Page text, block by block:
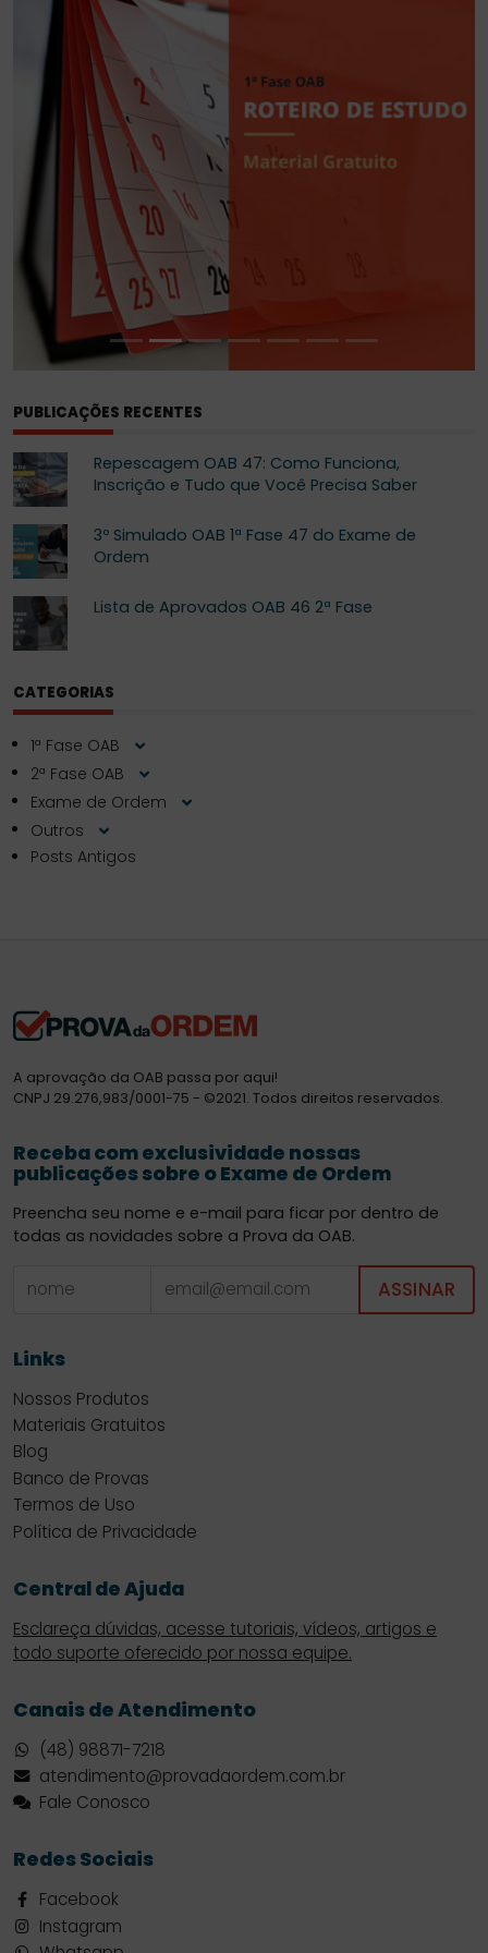
ORDEM
PUBLICAÇÕES RECENTES
Repescagem OAB 47: Como Funciona,
Inscrição e Tudo que Você Precisa Saber
3º Simulado OAB 1ª Fase 47 do Exame de
Ordem
Lista de Aprovados OAB 46 2ª Fase
CATEGORIAS
1ª Fase OAB
2ª Fase OAB
Exame de Ordem
Outros
Posts Antigos
A aprovação da OAB passa por aqui!
CNPJ 29.276,983/0001-75 - ©2021. Todos direitos reservados.
Receba com exclusividade nossas
publicações sobre o Exame de Ordem
Preencha seu nome e e-mail para ficar por dentro de
todas as novidades sobre a Prova da OAB.
ASSINAR
Links
Nossos Produtos
Materiais Gratuitos
Blog
Banco de Provas
Termos de Uso
Política de Privacidade
Central de Ajuda
Esclareça dúvidas, acesse tutoriais, vídeos, artigos e
todo suporte oferecido por nossa equipe.
Canais de Atendimento
(48) 98871-7218
atendimento@provadaordem.com.br
Fale Conosco
Redes Sociais
Facebook
Instagram